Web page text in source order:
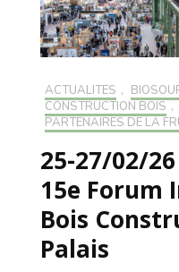
ACTUALITÉS ,
CONSTRUCTION BOIS ,
PARTENAIRES DE LA
25-27/02/
15e Forum
Bois
Palais